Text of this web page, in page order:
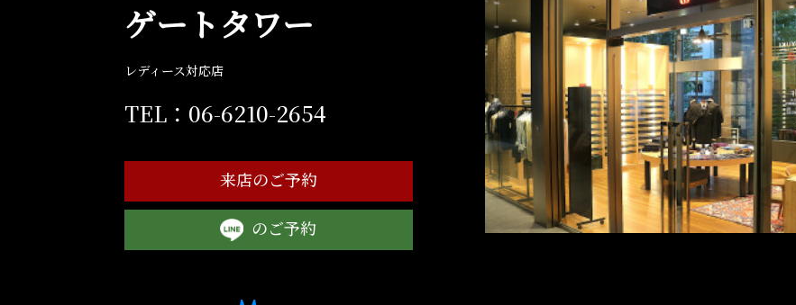
ゲート タワー
レディース対応店
TEL：06-6210-2654
来店のご予約
のご予約